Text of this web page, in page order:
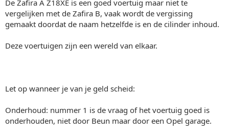
De Zafira A Z18XE is een goed voertuig maar niet te
vergelijken met de Zafira B, vaak wordt de vergissing
gemaakt doordat de naam hetzelfde is en de cilinder inhoud.
Deze voertuigen zijn een wereld van elkaar.
Let op wanneer je van je geld scheid:
Onderhoud: nummer 1 is de vraag of het voertuig goed is
onderhouden, niet door Beun maar door een Opel garage.